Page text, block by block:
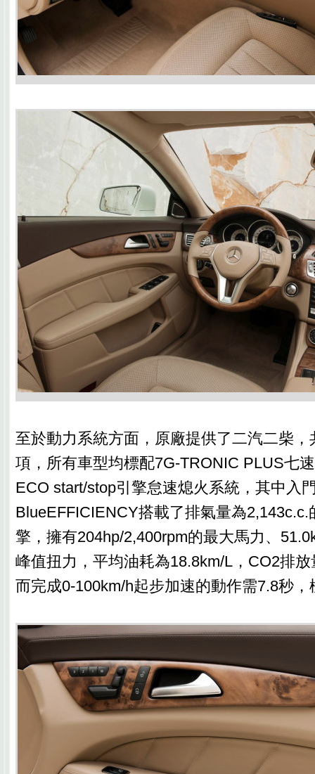
至於動力系統方面，原廠提供了二汽二柴，
項，所有車型均標配7G-TRONIC PLUS七
ECO start/stop引擎怠速熄火系統，其中入
BlueEFFICIENCY搭載了排氣量為
擎，擁有204hp/2,400rpm的最大馬力、
峰值扭力，平均油耗為18.8km/L，CO2排
而完成0-100km/h起步加速的動作需7.8秒，